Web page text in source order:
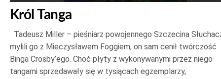
Król Tanga
Tadeusz Miller – pieśniarz powojennego Szczecina
mylili go z Mieczysławem Foggiem, on sam cenił twórczość
Binga Crosby’ego. Choć płyty z wykonywanymi przez niego
tangami sprzedawały się w tysiącach egzemplarzy,